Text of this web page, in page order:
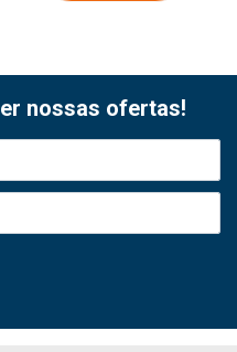
nossas ofertas!